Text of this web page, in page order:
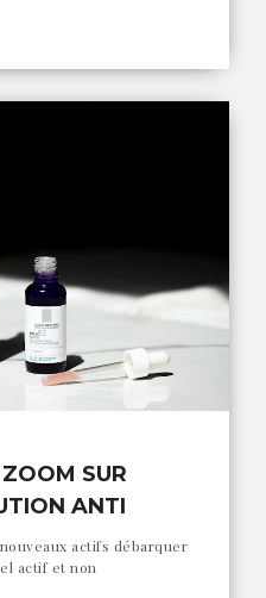
SUR
ANTI
actifs débarquer
actif et non